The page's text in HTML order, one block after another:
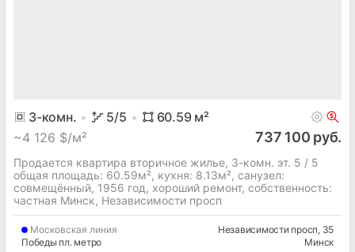
3-комн. 5/5 60.59м²
~4 126 $/м² 737 100 руб.
Продается квартира вторичное жилье, 3-комн. эт. 5 / 5
общая площадь: 60.59м², кухня: 8.13м², cанузел:
совмещённый, 1956 год, хороший ремонт, собственность:
частная Минск, Независимости просп
Московская линия
Победы пл. метро
Независимости просп, 35
Минск